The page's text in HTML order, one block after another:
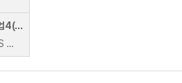
(방송) 위대한 수업4(GREAT MINDS) - 국가는 왜 전쟁을 하는가
K-MOOC | EBS 존 미어샤이머